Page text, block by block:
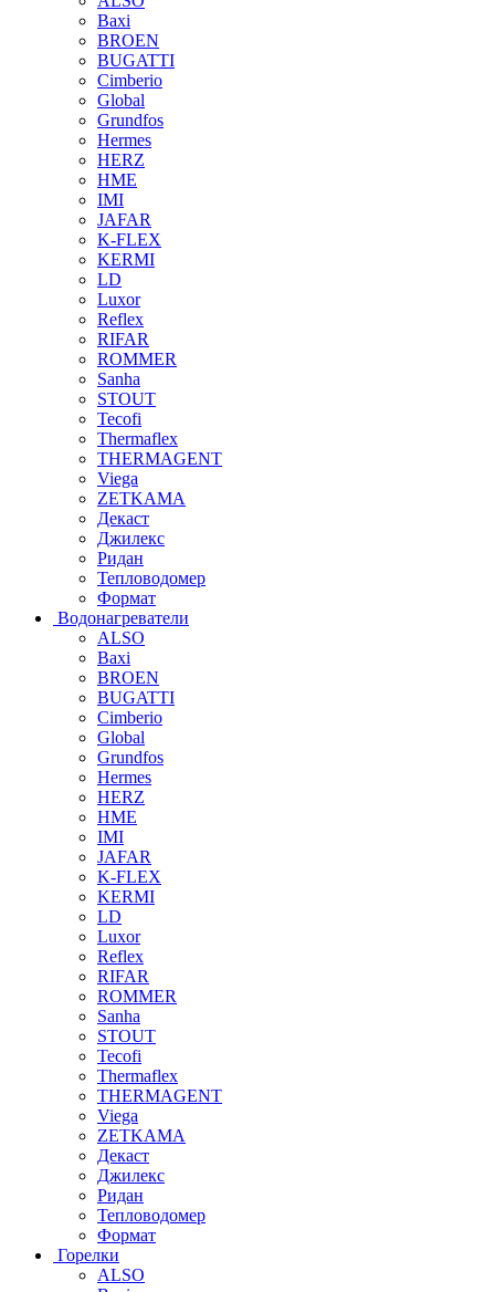
Baxi
BROEN
BUGATTI
Cimberio
Global
Grundfos
Hermes
HERZ
HME
IMI
JAFAR
K-FLEX
KERMI
LD
Luxor
Reflex
RIFAR
ROMMER
Sanha
STOUT
Tecofi
Thermaflex
THERMAGENT
Viega
ZETKAMA
Декаст
Джилекс
Ридан
Тепловодомер
Формат
Водонагреватели
ALSO
Baxi
BROEN
BUGATTI
Cimberio
Global
Grundfos
Hermes
HERZ
HME
IMI
JAFAR
K-FLEX
KERMI
LD
Luxor
Reflex
RIFAR
ROMMER
Sanha
STOUT
Tecofi
Thermaflex
THERMAGENT
Viega
ZETKAMA
Декаст
Джилекс
Ридан
Тепловодомер
Формат
Горелки
ALSO